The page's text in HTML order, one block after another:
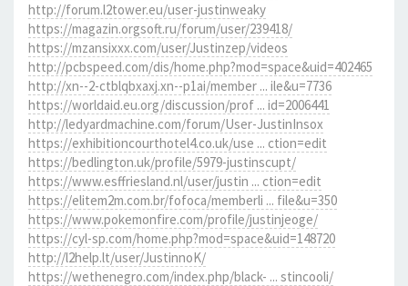
http://forum.l2tower.eu/user-justinweaky
https://magazin.orgsoft.ru/forum/user/239418/
https://mzansixxx.com/user/Justinzep/videos
http://pcbspeed.com/dis/home.php?mod=space&uid=402465
http://xn--2-ctblqbxaxj.xn--p1ai/member ... ile&u=7736
https://worldaid.eu.org/discussion/prof ... id=2006441
http://ledyardmachine.com/forum/User-JustinInsox
https://exhibitioncourthotel4.co.uk/use ... ction=edit
https://bedlington.uk/profile/5979-justinscupt/
https://www.esffriesland.nl/user/justin ... ction=edit
https://elitem2m.com.br/fofoca/memberli ... file&u=350
https://www.pokemonfire.com/profile/justinjeoge/
https://cyl-sp.com/home.php?mod=space&uid=148720
http://l2help.lt/user/JustinnoK/
https://wethenegro.com/index.php/black- ... stincooli/